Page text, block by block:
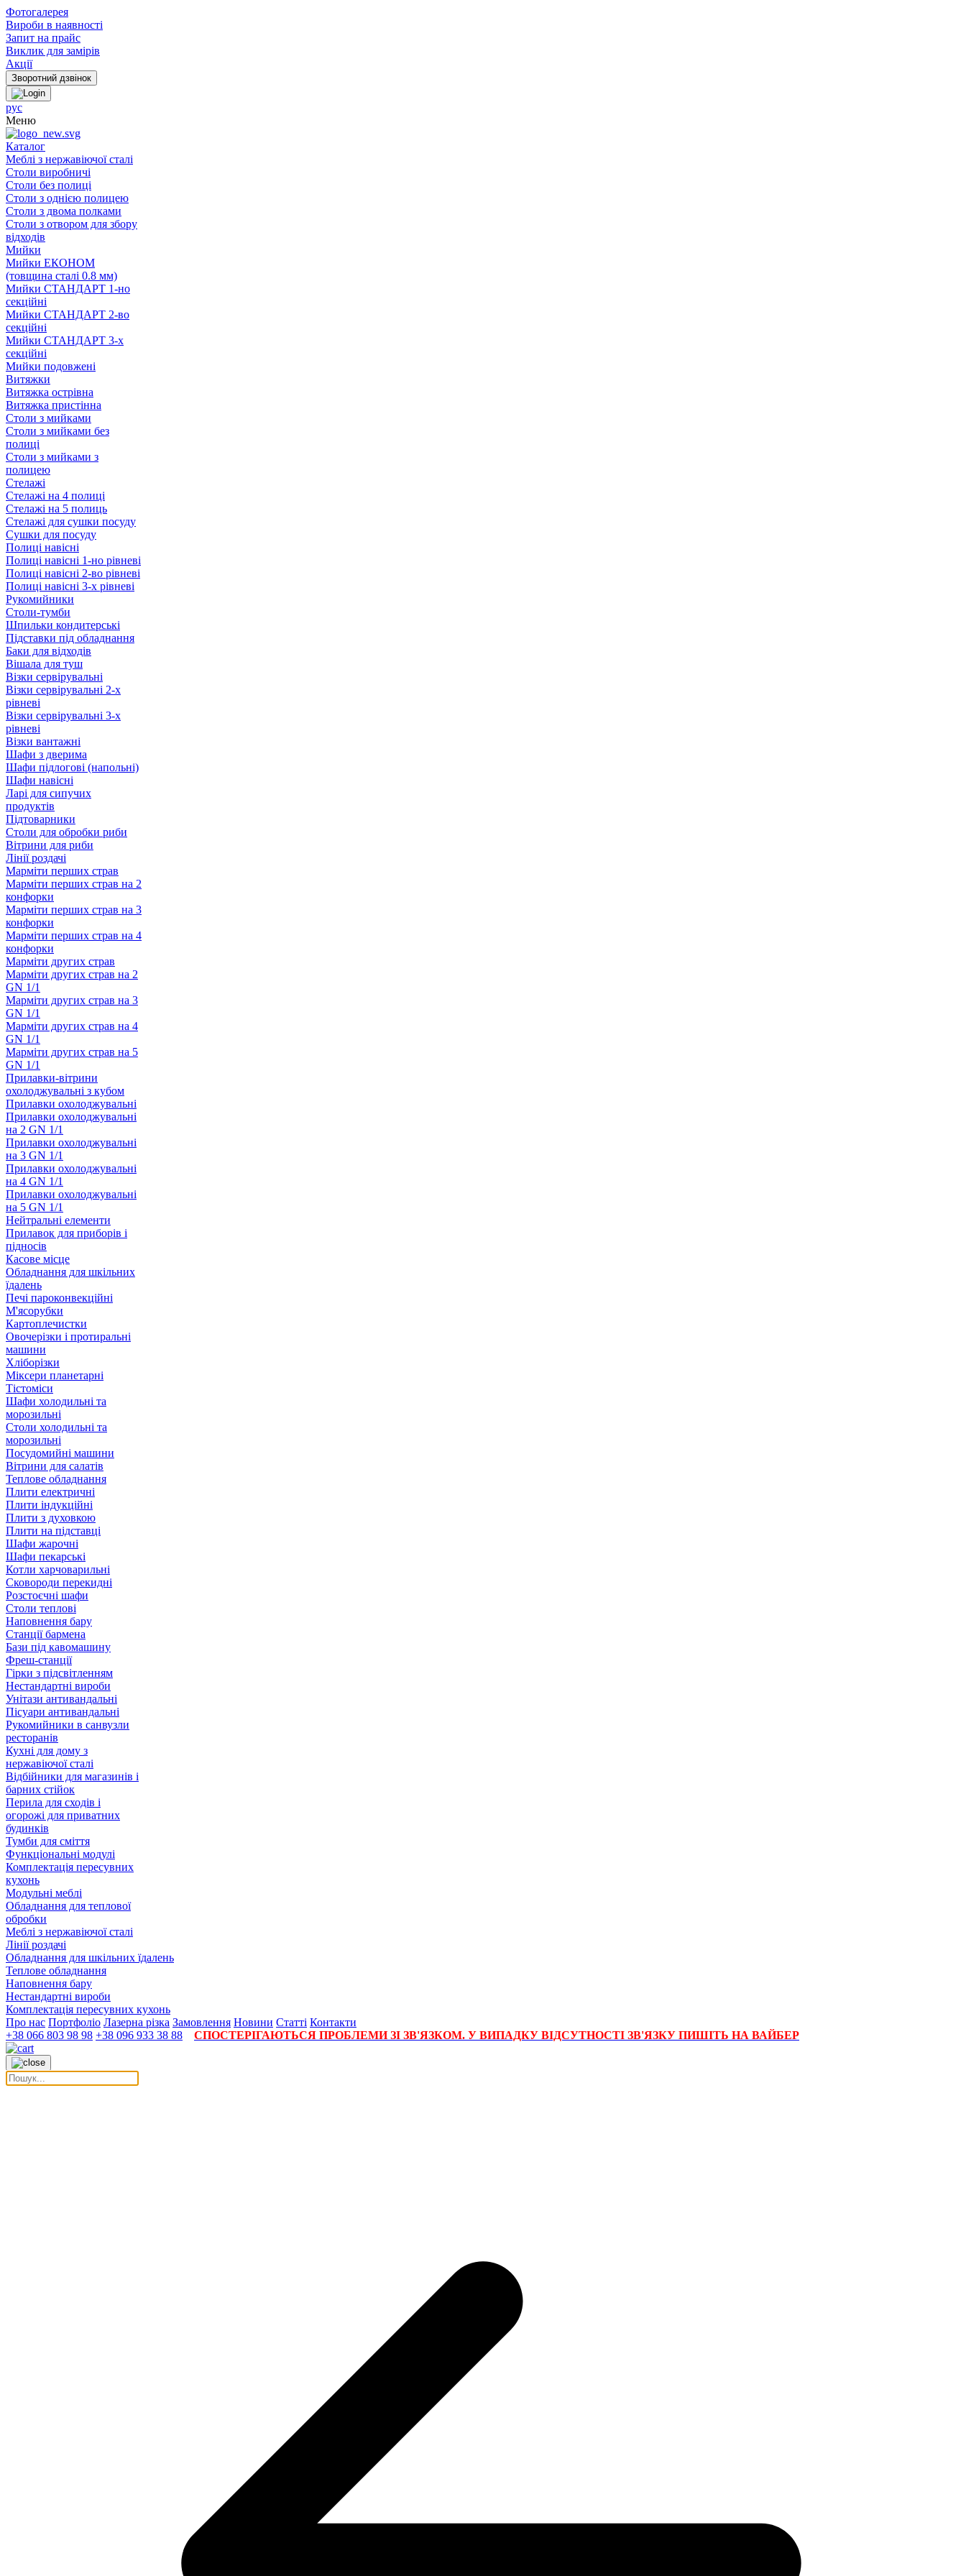
Фотогалерея
Вироби в наявності
Запит на прайс
Виклик для замірів
Акції
рус
Меню
Каталог
Меблі з нержавіючої сталі
Столи виробничі
Столи без полиці
Столи з однією полицею
Столи з двома полками
Столи з отвором для збору
відходів
Мийки
Мийки ЕКОНОМ
(товщина сталі 0.8 мм)
Мийки СТАНДАРТ 1-но
секційні
Мийки СТАНДАРТ 2-во
секційні
Мийки СТАНДАРТ 3-х
секційні
Мийки подовжені
Витяжки
Витяжка острівна
Витяжка пристінна
Столи з мийками
Столи з мийками без
полиці
Столи з мийками з
полицею
Стелажі
Стелажі на 4 полиці
Стелажі на 5 полиць
Стелажі для сушки посуду
Сушки для посуду
Полиці навісні
Полиці навісні 1-но рівневі
Полиці навісні 2-во рівневі
Полиці навісні 3-х рівневі
Рукомийники
Столи-тумби
Шпильки кондитерські
Підставки під обладнання
Баки для відходів
Вішала для туш
Візки сервірувальні
Візки сервірувальні 2-х
рівневі
Візки сервірувальні 3-х
рівневі
Візки вантажні
Шафи з дверима
Шафи підлогові (напольні)
Шафи навісні
Ларі для сипучих
продуктів
Підтоварники
Столи для обробки риби
Вітрини для риби
Лінії роздачі
Марміти перших страв
Марміти перших страв на 2
конфорки
Марміти перших страв на 3
конфорки
Марміти перших страв на 4
конфорки
Марміти других страв
Марміти других страв на 2
GN 1/1
Марміти других страв на 3
GN 1/1
Марміти других страв на 4
GN 1/1
Марміти других страв на 5
GN 1/1
Прилавки-вітрини
охолоджувальні з кубом
Прилавки охолоджувальні
Прилавки охолоджувальні
на 2 GN 1/1
Прилавки охолоджувальні
на 3 GN 1/1
Прилавки охолоджувальні
на 4 GN 1/1
Прилавки охолоджувальні
на 5 GN 1/1
Нейтральні елементи
Прилавок для приборів і
підносів
Касове місце
Обладнання для шкільних
їдалень
Печі пароконвекційні
М'ясорубки
Картоплечистки
Овочерізки і протиральні
машини
Хліборізки
Міксери планетарні
Тістоміси
Шафи холодильні та
морозильні
Столи холодильні та
морозильні
Посудомийні машини
Вітрини для салатів
Теплове обладнання
Плити електричні
Плити індукційні
Плити з духовкою
Плити на підставці
Шафи жарочні
Шафи пекарські
Котли харчоварильні
Сковороди перекидні
Розстоєчні шафи
Столи теплові
Наповнення бару
Станції бармена
Бази під кавомашину
Фреш-станції
Гірки з підсвітленням
Нестандартні вироби
Унітази антивандальні
Пісуари антивандальні
Рукомийники в санвузли
ресторанів
Кухні для дому з
нержавіючої сталі
Відбійники для магазинів і
барних стійок
Перила для сходів і
огорожі для приватних
будинків
Тумби для сміття
Функціональні модулі
Комплектація пересувних
кухонь
Модульні меблі
Обладнання для теплової
обробки
Меблі з нержавіючої сталі
Лінії роздачі
Обладнання для шкільних їдалень
Теплове обладнання
Наповнення бару
Нестандартні вироби
Комплектація пересувних кухонь
Про нас Портфоліо Лазерна різка Замовлення Новини Статті Контакти
+38 066 803 98 98 +38 096 933 38 88 СПОСТЕРІГАЮТЬСЯ ПРОБЛЕМИ ЗІ ЗВ'ЯЗКОМ. У ВИПАДКУ ВІДСУТНОСТІ ЗВ'ЯЗКУ ПИШІТЬ НА ВАЙБЕР